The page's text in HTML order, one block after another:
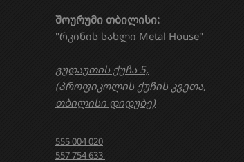
შოურუმი თბილისი:
"რკინის სახლი Metal House"
გუდაუთის ქუჩა 5,
(პროფიკოლის ქუჩის კვეთა,
თბილისი დიდუბე)
555 004 020
557 754 633